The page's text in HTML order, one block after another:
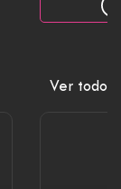
Ver todo